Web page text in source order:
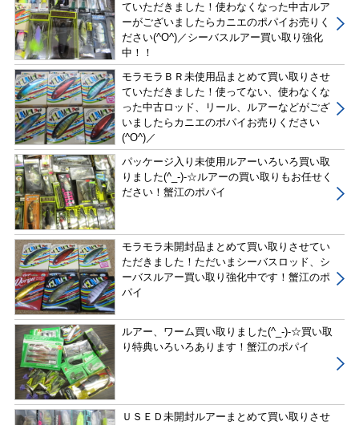
ていただきました！使わなくなった中古ルア
ーがございましたらカニエのポパイお売りく
ださい(^O^)／シーバスルアー買い取り強化
中！！
モラモラＢＲ未使用品まとめて買い取りさせ
ていただきました！使ってない、使わなくな
った中古ロッド、リール、ルアーなどがござ
いましたらカニエのポパイお売りください
(^O^)／
パッケージ入り未使用ルアーいろいろ買い取
りました(^_-)-☆ルアーの買い取りもお任せく
ださい！蟹江のポパイ
モラモラ未開封品まとめて買い取りさせてい
ただきました！ただいまシーバスロッド、シ
ーバスルアー買い取り強化中です！蟹江のポ
パイ
ルアー、ワーム買い取りました(^_-)-☆買い取
り特典いろいろあります！蟹江のポパイ
ＵＳＥＤ未開封ルアーまとめて買い取りさせ